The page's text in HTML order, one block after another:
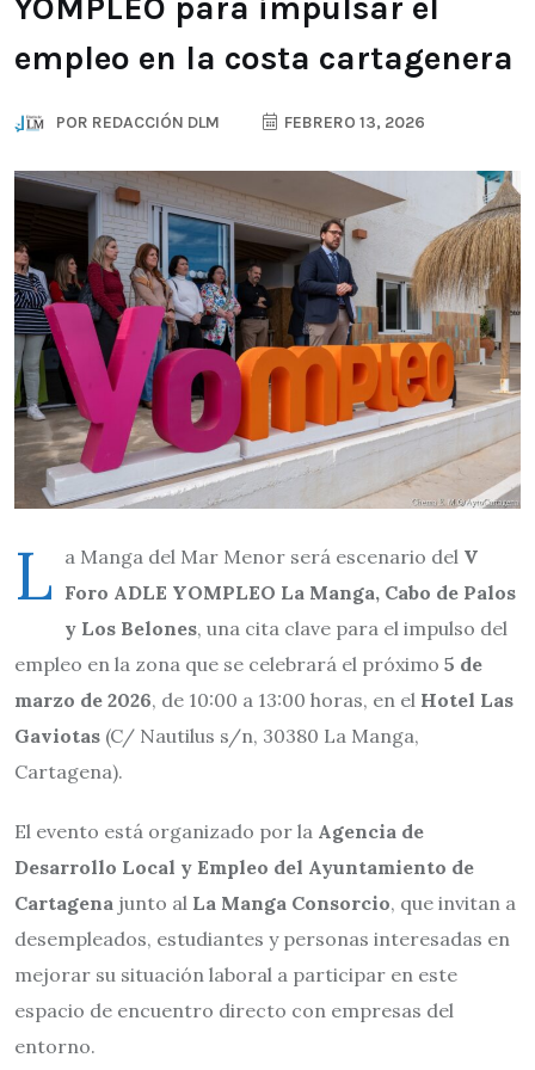
empleo en la costa cartagenera
POR REDACCIÓN DLM FEBRERO 13, 2026
L a Manga del Mar Menor será escenario del V
Foro ADLE YOMPLEO La Manga, Cabo de Palos
y Los Belones, una cita clave para el impulso del
empleo en la zona que se celebrará el próximo 5 de
marzo de 2026, de 10:00 a 13:00 horas, en el Hotel Las
Gaviotas (C/ Nautilus s/n, 30380 La Manga,
Cartagena).
El evento está organizado por la Agencia de
Desarrollo Local y Empleo del Ayuntamiento de
Cartagena junto al La Manga Consorcio, que invitan a
desempleados, estudiantes y personas interesadas en
mejorar su situación laboral a participar en este
espacio de encuentro directo con empresas del
entorno.